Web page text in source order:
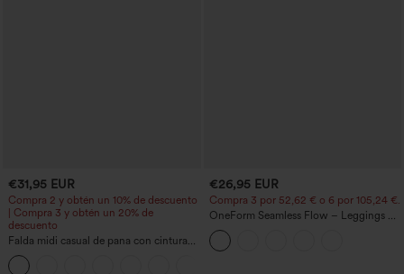
€31,95 EUR
Compra 2 y obtén un 10% de descuento
| Compra 3 y obtén un 20% de
descuento
Falda midi casual de pana con cintura
media y bolsillo lateral frontal con
solapa
€26,95 EUR
Compra 3 por 52,62 € o 6 por 105,24 €.
OneForm Seamless Flow – Leggings de
yoga sin costuras, tiro medio, control de
abdomen y realce de glúteos